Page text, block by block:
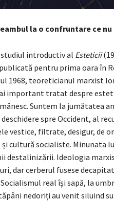
la o confruntare ce
introductiv al Esteticii
pentru prima oara în
1968, teoreticianul marxist
important tratat despre
Suntem la jumătatea
deschidere spre Occident, al
vestice, filtrate, desigur, de
cultură socialiste. Minunata
destalinizării. Ideologia
dar cerberul fusese
real își sapă, la
nedoriți au venit siluind